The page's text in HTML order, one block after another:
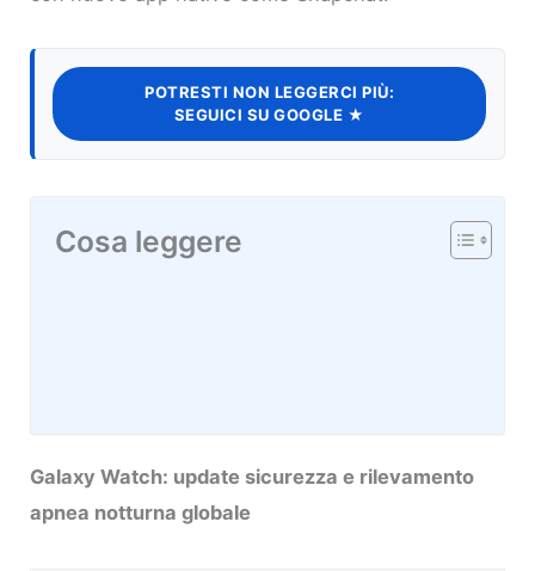
POTRESTI NON LEGGERCI PIÙ:
SEGUICI SU GOOGLE ★
Cosa leggere
Galaxy Watch: update sicurezza e rilevamento
apnea notturna globale